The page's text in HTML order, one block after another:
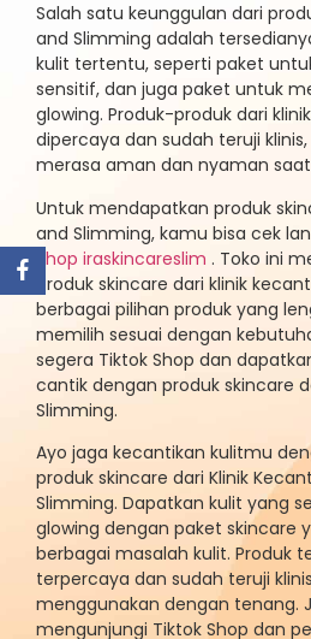
Salah satu keunggulan dari
and Slimming adalah
kulit tertentu, seperti paket
sensitif, dan juga paket untuk
glowing. Produk-produk dari
dipercaya dan sudah teruji
merasa aman dan nyaman
Untuk mendapatkan produk
and Slimming, kamu bisa cek
Shop iraskincareslim . Toko ini
produk skincare dari klinik
berbagai pilihan produk yang
memilih sesuai dengan
segera Tiktok Shop dan
cantik dengan produk skincare
Slimming.
Ayo jaga kecantikan kulitmu
produk skincare dari Klinik
Slimming. Dapatkan kulit yang
glowing dengan paket skincare
berbagai masalah kulit. Produk
terpercaya dan sudah teruji
menggunakan dengan tenang.
mengunjungi Tiktok Shop dan